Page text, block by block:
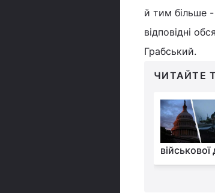
й тим більше
відповідні
Грабський.
ЧИТАЙТЕ